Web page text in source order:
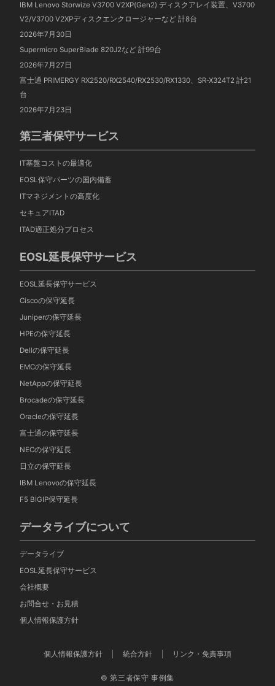
IBM Lenovo Storwize V3700 V2XP(Gen2) ディスクアレイ装置、V3700
V2/V3700 V2XPディスクエンクロージャーなど 計8台
2026年7月30日
Supermicro SuperBlade 820J2など 計99台
2026年7月27日
富士通 PRIMERGY RX2520/RX2540/RX2530/RX1330、SR-X324T2 計21
台
2026年7月23日
第三者保守サービス
IT基盤コストの最適化
EOSL保守パーツの国内備蓄
ITマネジメントの高度化
セキュアITAD
ITAD適正処分プロセス
EOSL延長保守サービス
EOSL延長保守サービス
Ciscoの保守延長
Juniperの保守延長
HPEの保守延長
Dellの保守延長
EMCの保守延長
NetAppの保守延長
Brocadeの保守延長
Oracleの保守延長
富士通の保守延長
NECの保守延長
日立の保守延長
IBM Lenovoの保守延長
F5 BIGIP保守延長
データライブについて
データライブ
EOSL延長保守サービス
会社概要
お問合せ・お見積
個人情報保護方針
個人情報保護方針 統合方針 リンク・免責事項
© 第三者保守 事例集